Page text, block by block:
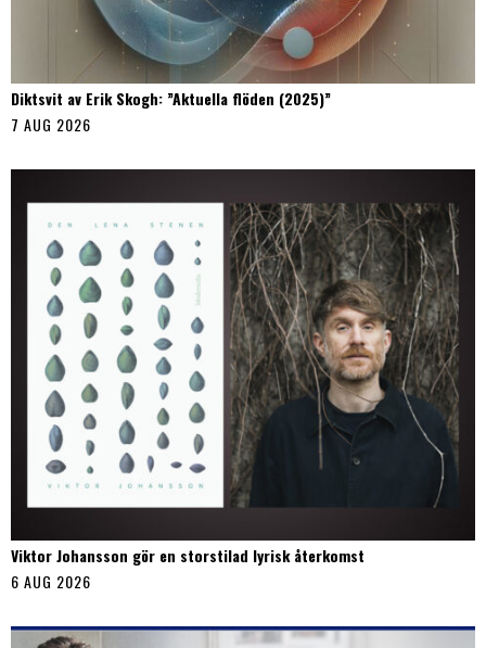
Diktsvit av Erik Skogh: ”Aktuella flöden (2025)”
7 AUG 2026
Viktor Johansson gör en storstilad lyrisk återkomst
6 AUG 2026